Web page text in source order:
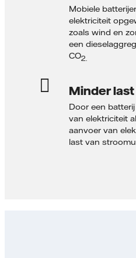
Mobiele
elektriciteit
zoals wind en
een
CO2.
Minder
Door een
van elektriciteit
aanvoer van
last van